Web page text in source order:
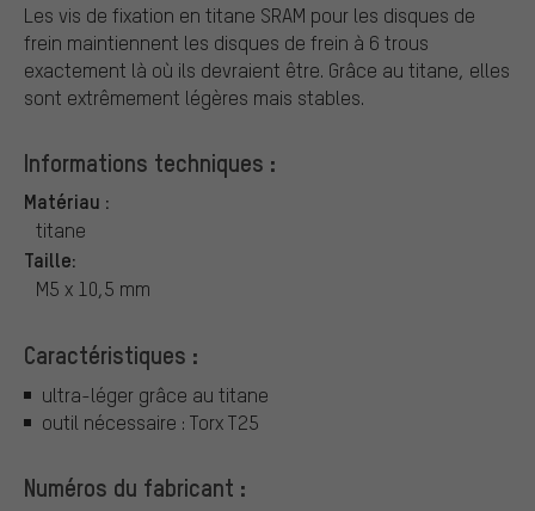
Les vis de fixation en titane SRAM pour les disques de
frein maintiennent les disques de frein à 6 trous
exactement là où ils devraient être. Grâce au titane, elles
sont extrêmement légères mais stables.
Informations techniques :
Matériau :
titane
Taille:
M5 x 10,5 mm
Caractéristiques :
ultra-léger grâce au titane
outil nécessaire : Torx T25
Numéros du fabricant :